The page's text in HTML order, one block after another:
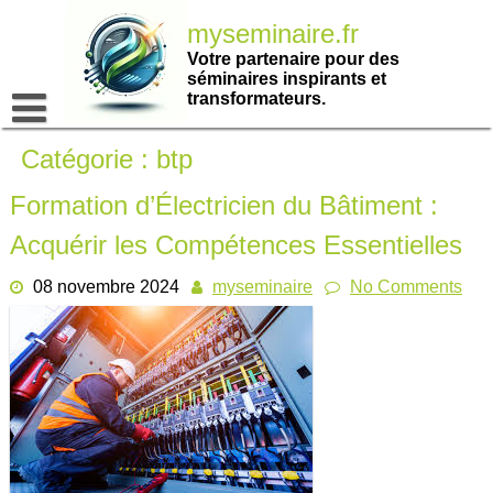
myseminaire.fr
Votre partenaire pour des
séminaires inspirants et
transformateurs.
Catégorie : btp
Formation d’Électricien du Bâtiment :
Acquérir les Compétences Essentielles
08 novembre 2024 myseminaire No Comments